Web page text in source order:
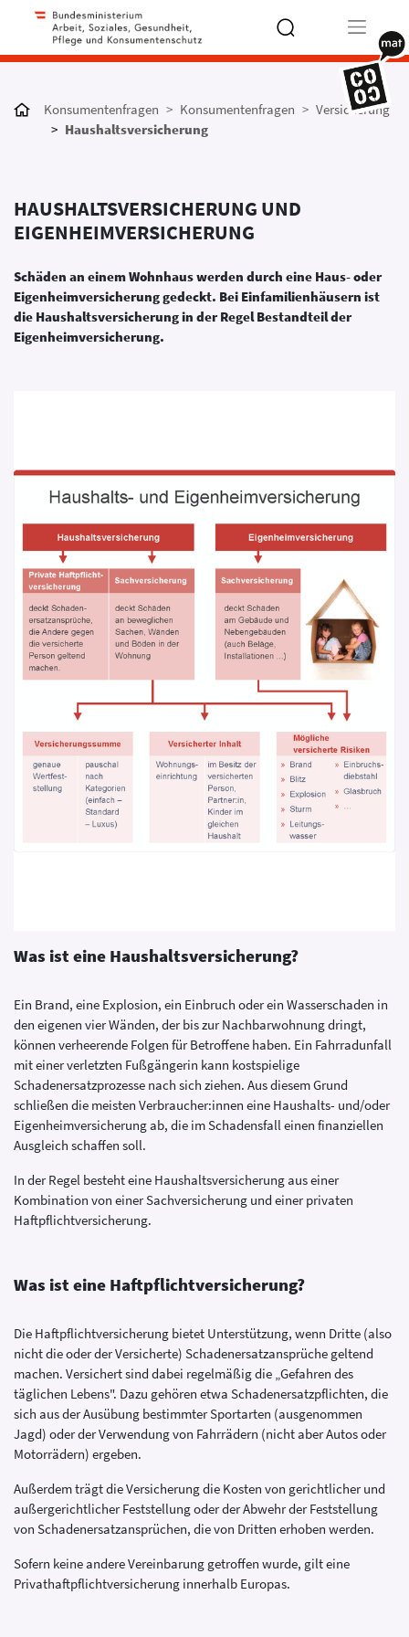
more
Konsumentenfragen Konsumentenfragen
Versicherung
Haushaltsversicherung
HAUSHALTSVERSICHERUNG UND
EIGENHEIMVERSICHERUNG
Schäden an einem Wohnhaus werden durch eine Haus- oder
Eigenheimversicherung gedeckt. Bei Einfamilienhäusern ist
die Haushaltsversicherung in der Regel Bestandteil der
Eigenheimversicherung.
Was ist eine Haushaltsversicherung?
Ein Brand, eine Explosion, ein Einbruch oder ein Wasserschaden in
den eigenen vier Wänden, der bis zur Nachbarwohnung dringt,
können verheerende Folgen für Betroffene haben. Ein Fahrradunfall
mit einer verletzten Fußgängerin kann kostspielige
Schadenersatzprozesse nach sich ziehen. Aus diesem Grund
schließen die meisten Verbraucher:innen eine Haushalts- und/oder
Eigenheimversicherung ab, die im Schadensfall einen finanziellen
Ausgleich schaffen soll.
In der Regel besteht eine Haushaltsversicherung aus einer
Kombination von einer Sachversicherung und einer privaten
Haftpflichtversicherung.
Was ist eine Haftpflichtversicherung?
Die Haftpflichtversicherung bietet Unterstützung, wenn Dritte (also
nicht die oder der Versicherte) Schadenersatzansprüche geltend
machen. Versichert sind dabei regelmäßig die „Gefahren des
täglichen Lebens". Dazu gehören etwa Schadenersatzpflichten, die
sich aus der Ausübung bestimmter Sportarten (ausgenommen
Jagd) oder der Verwendung von Fahrrädern (nicht aber Autos oder
Motorrädern) ergeben.
Außerdem trägt die Versicherung die Kosten von gerichtlicher und
außergerichtlicher Feststellung oder der Abwehr der Feststellung
von Schadenersatzansprüchen, die von Dritten erhoben werden.
Sofern keine andere Vereinbarung getroffen wurde, gilt eine
Privathaftpflichtversicherung innerhalb Europas.